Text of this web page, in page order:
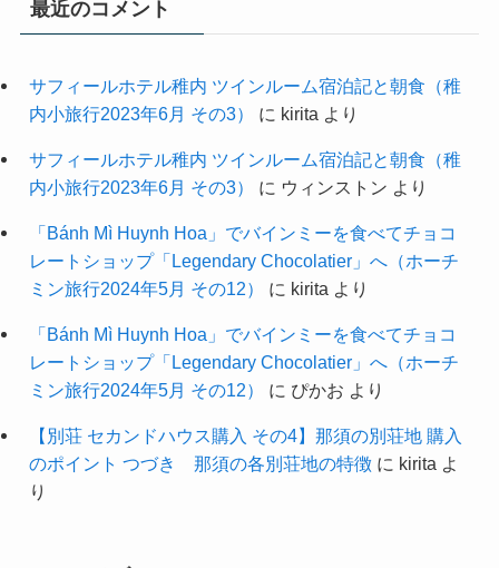
最近のコメント
サフィールホテル稚内 ツインルーム宿泊記と朝食（稚
内小旅行2023年6月 その3）
に kirita より
サフィールホテル稚内 ツインルーム宿泊記と朝食（稚
内小旅行2023年6月 その3）
に ウィンストン より
「Bánh Mì Huynh Hoa」でバインミーを食べてチョコ
レートショップ「Legendary Chocolatier」へ（ホーチ
ミン旅行2024年5月 その12）
に kirita より
「Bánh Mì Huynh Hoa」でバインミーを食べてチョコ
レートショップ「Legendary Chocolatier」へ（ホーチ
ミン旅行2024年5月 その12）
に ぴかお より
【別荘 セカンドハウス購入 その4】那須の別荘地 購入
のポイント つづき 那須の各別荘地の特徴に kirita よ
り